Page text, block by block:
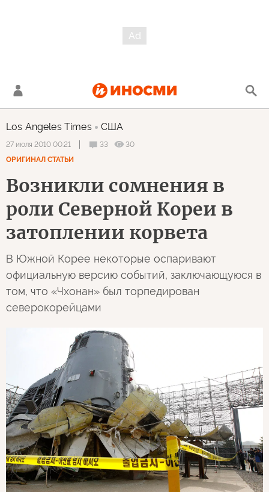
Los Angeles Times США
27 июля 2010 00:21 33
30
ОРИГИНАЛ СТАТЬИ
Возникли сомнения в
роли Северной Кореи в
затоплении корвета
В Южной Корее некоторые оспаривают
официальную версию событий, заключающуюся в
том, что «Чхонан» был торпедирован
северокорейцами